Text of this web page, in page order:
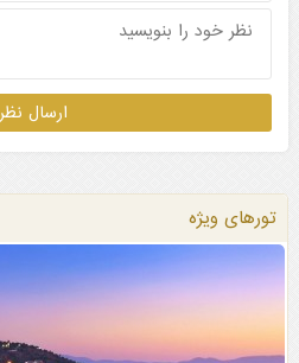
تورهای ویژه